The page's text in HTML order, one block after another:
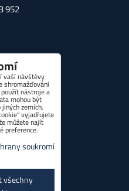
952
vaší návštěvy
shromažďování
nástroje a
mohou být
zemích.
vyjadřujete
můžete najít
preference.
soukromí
všechny